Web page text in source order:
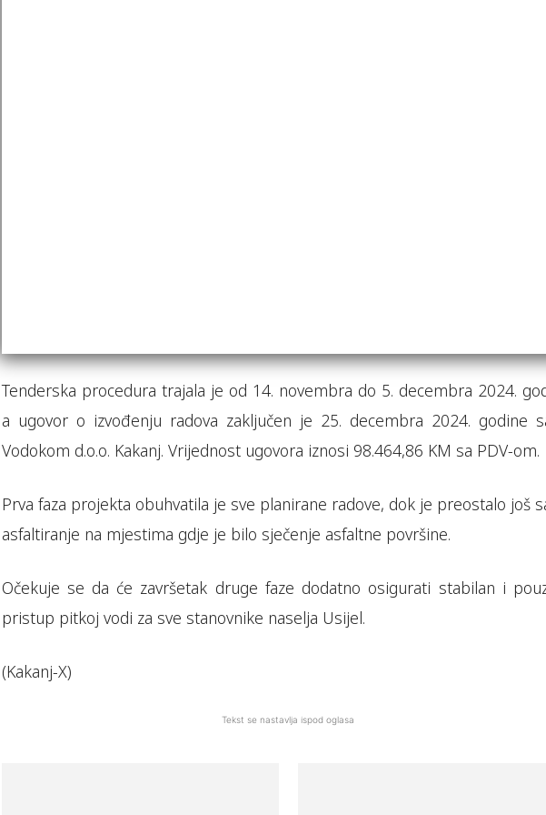
Tenderska procedura trajala je od 14. novembra do 5. decembra 2024.
a ugovor o izvođenju radova zaključen je 25. decembra 2024. godine
Vodokom d.o.o. Kakanj. Vrijednost ugovora iznosi 98.464,86 KM sa PDV-om.
Prva faza projekta obuhvatila je sve planirane radove, dok je preostalo još
asfaltiranje na mjestima gdje je bilo sječenje asfaltne površine.
Očekuje se da će završetak druge faze dodatno osigurati stabilan i
pristup pitkoj vodi za sve stanovnike naselja Usijel.
(Kakanj-X)
Tekst se nastavlja ispod oglasa